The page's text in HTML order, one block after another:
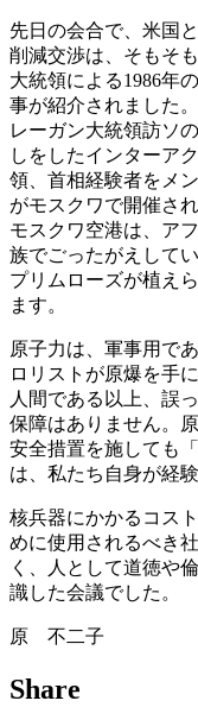
先日の会合で、米国
削減交渉は、そもそ
大統領による1986年
事が紹介されました
レーガン大統領訪ソ
しをしたインターア
領、首相経験者をメ
がモスクワで開催さ
モスクワ空港は、ア
族でごったがえして
プリムローズが植え
ます。
原子力は、軍事用で
ロリストが原爆を手
人間である以上、誤
保障はありません。
安全措置を施しても
は、私たち自身が経
核兵器にかかるコス
めに使用されるべき
く、人として道徳や
識した会議でした。
原 不二子
Share